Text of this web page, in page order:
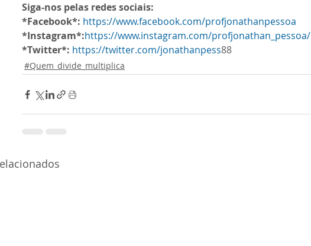
Siga-nos pelas redes sociais:
*Facebook*: https://www.facebook.com/profjonathanpessoa
*Instagram*:https://www.instagram.com/profjonathan_pessoa/
*Twitter*: https://twitter.com/jonathanpess88
#Quem_divide_multiplica